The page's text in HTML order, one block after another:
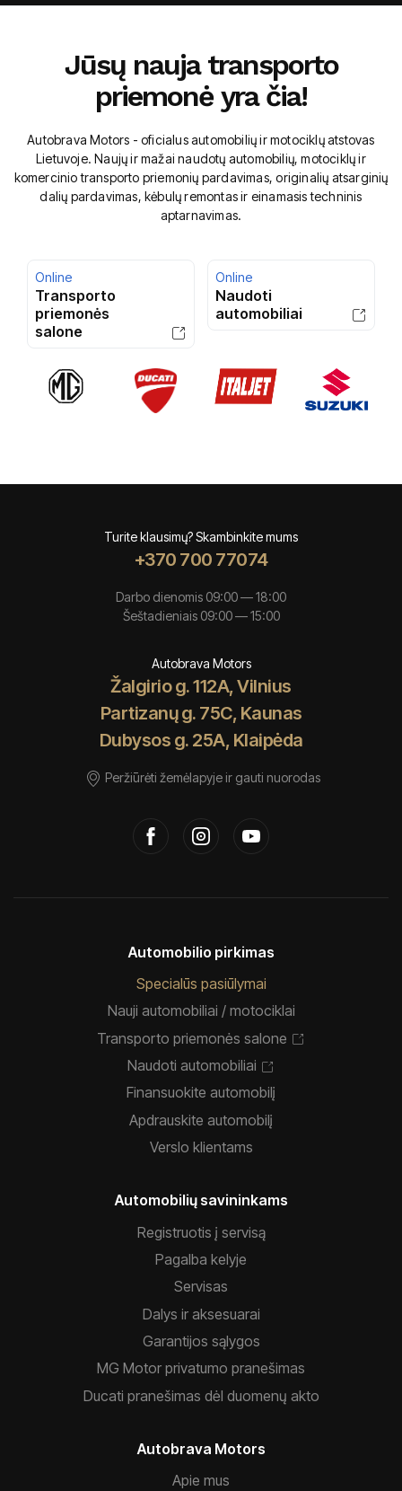
Jūsų nauja transporto
priemonė yra čia!
Autobrava Motors - oficialus automobilių ir motociklų atstovas
Lietuvoje. Naujų ir mažai naudotų automobilių, motociklų ir
komercinio transporto priemonių pardavimas, originalių atsarginių
dalių pardavimas, kėbulų remontas ir einamasis techninis
aptarnavimas.
Online
Transporto
priemonės
salone
Online
Naudoti
automobiliai
Turite klausimų? Skambinkite mums
+370 700 77074
Darbo dienomis 09:00 — 18:00
Šeštadieniais 09:00 — 15:00
Autobrava Motors
Žalgirio g. 112A, Vilnius
Partizanų g. 75C, Kaunas
Dubysos g. 25A, Klaipėda
Peržiūrėti žemėlapyje ir gauti nuorodas
Automobilio pirkimas
Specialūs pasiūlymai
Nauji automobiliai / motociklai
Transporto priemonės salone
Naudoti automobiliai
Finansuokite automobilį
Apdrauskite automobilį
Verslo klientams
Automobilių savininkams
Registruotis į servisą
Pagalba kelyje
Servisas
Dalys ir aksesuarai
Garantijos sąlygos
MG Motor privatumo pranešimas
Ducati pranešimas dėl duomenų akto
Autobrava Motors
Apie mus